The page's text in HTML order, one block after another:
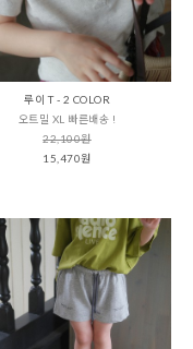
루이 T - 2 COLOR
오트밀 XL 빠른배송 !
22,100원
15,470원